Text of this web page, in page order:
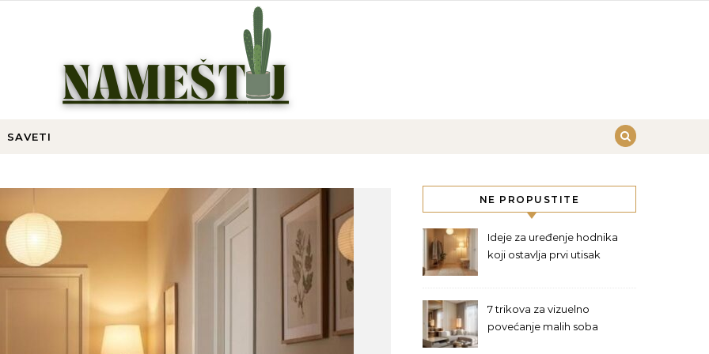
SAVETI
NE PROPUSTITE
Ideje za uređenje hodnika
koji ostavlja prvi utisak
7 trikova za vizuelno
povećanje malih soba